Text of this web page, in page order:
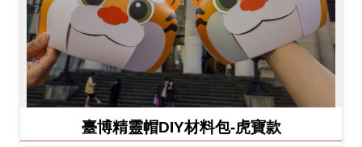
臺博精靈帽DIY材料包-虎寶款